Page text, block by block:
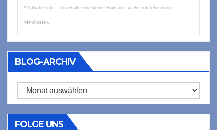
* Affiliate-Links – ich erhalte eine kleine Provision, für Sie entstehen keine
Mehrkosten.
BLOG-ARCHIV
Blog-
Archiv
FOLGE UNS